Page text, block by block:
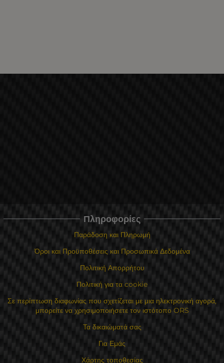
Πληροφορίες
Παράδοση και Πληρωμή
Όροι και Προϋποθέσεις και Προσωπικά Δεδομένα
Πολιτική Απορρήτου
Πολιτική για τα cookie
Σε περίπτωση διαφωνίας που σχετίζεται με μια ηλεκτρονική αγορά,
μπορείτε να χρησιμοποιήσετε τον ιστότοπο ORS
Τα δικαιώματά σας
Για Εμάς
Χάρτης τοποθεσίας